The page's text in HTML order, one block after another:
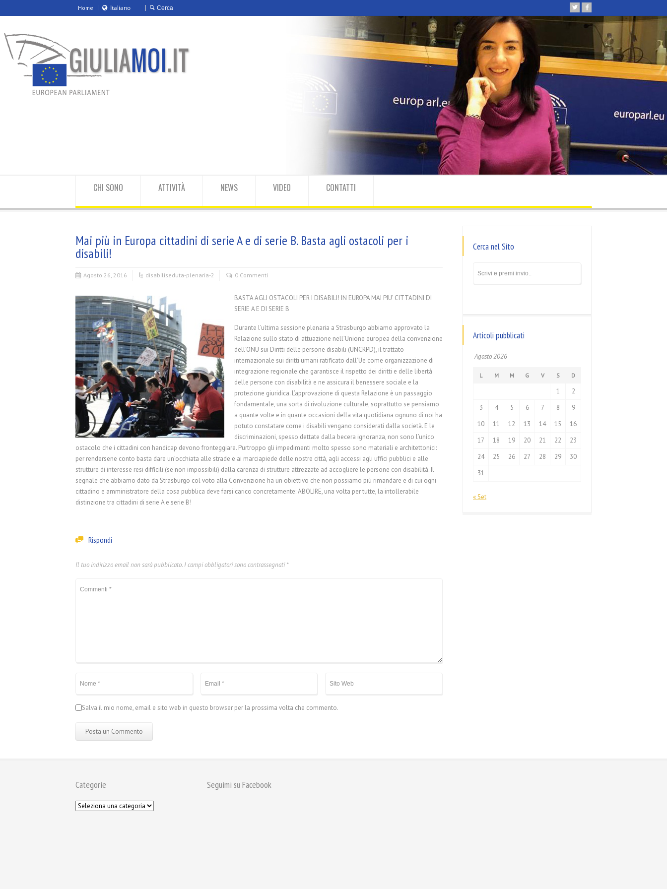
Home Italiano
CHI SONO ATTIVITÀ NEWS VIDEO CONTATTI
Mai più in Europa cittadini di serie A e di serie B. Basta agli ostacoli per i
disabili!
Agosto 26, 2016 disabiliseduta-plenaria-2 0 Commenti
BASTA AGLI OSTACOLI PER I DISABILI! IN EUROPA MAI PIU’ CITTADINI DI
SERIE A E DI SERIE B
Durante l’ultima sessione plenaria a Strasburgo abbiamo approvato la
Relazione sullo stato di attuazione nell’Unione europea della convenzione
dell’ONU sui Diritti delle persone disabili (UNCRPD), il trattato
internazionale sui diritti umani ratificato dall’Ue come organizzazione di
integrazione regionale che garantisce il rispetto dei diritti e delle libertà
delle persone con disabilità e ne assicura il benessere sociale e la
protezione giuridica. L’approvazione di questa Relazione è un passaggio
fondamentale, una sorta di rivoluzione culturale, soprattutto se pensiamo
a quante volte e in quante occasioni della vita quotidiana ognuno di noi ha
potuto constatare come i disabili vengano considerati dalla società. E le
discriminazioni, spesso dettate dalla becera ignoranza, non sono l’unico
ostacolo che i cittadini con handicap devono fronteggiare. Purtroppo gli impedimenti molto spesso sono materiali e architettonici:
per rendersene conto basta dare un’occhiata alle strade e ai marciapiede delle nostre città, agli accessi agli uffici pubblici e alle
strutture di interesse resi difficili (se non impossibili) dalla carenza di strutture attrezzate ad accogliere le persone con disabilità. Il
segnale che abbiamo dato da Strasburgo col voto alla Convenzione ha un obiettivo che non possiamo più rimandare e di cui ogni
cittadino e amministratore della cosa pubblica deve farsi carico concretamente: ABOLIRE, una volta per tutte, la intollerabile
distinzione tra cittadini di serie A e serie B!
Rispondi
Il tuo indirizzo email non sarà pubblicato. I campi obbligatori sono contrassegnati*
Salva il mio nome, email e sito web in questo browser per la prossima volta che commento.
Cerca nel Sito
Articoli pubblicati
Agosto 2026
L M M G V S D
1
2
3
4 5 6 7 8
9
10
11 12 13 14 15
16
17
18 19 20 21 22
23
24
25 26 27 28 29
30
31
« Set
Categorie Seguimi su Facebook